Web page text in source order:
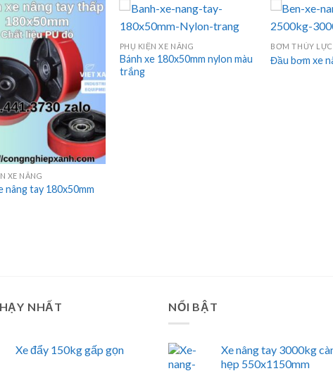
XE NÂNG
nâng tay 180x50mm
PHỤ KIỆN XE NÂNG
Bánh xe 180x50mm nylon màu
trắng
BƠM THỦY LỰC
Đầu bơm xe
NHẤT
Xe đẩy 150kg gấp gọn
NỔI BẬT
Xe nâng tay 3000kg
hẹp 550x1150mm